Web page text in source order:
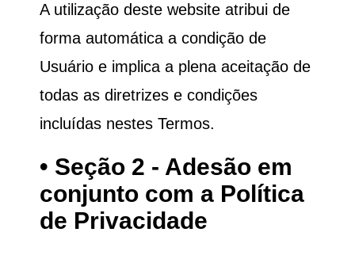
A utilização deste website atribui de
forma automática a condição de
Usuário e implica a plena aceitação de
todas as diretrizes e condições
incluídas nestes Termos.
• Seção 2 - Adesão em
conjunto com a Política
de Privacidade